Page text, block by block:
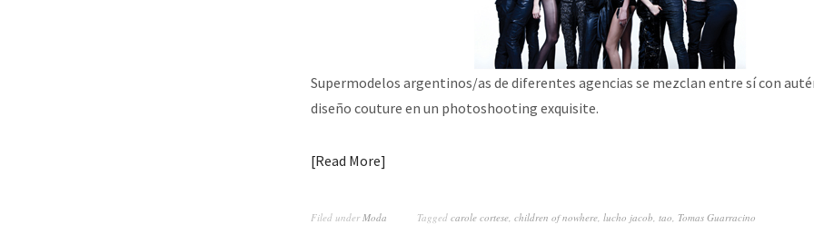
Supermodelos argentinos/as de diferentes agencias se mezclan entre sí con
diseño couture en un photoshooting exquisite.
Read More
Filed underModa Tagged carole cortese, children of nowhere, lucho jacob, tao, Tomas Guarracino